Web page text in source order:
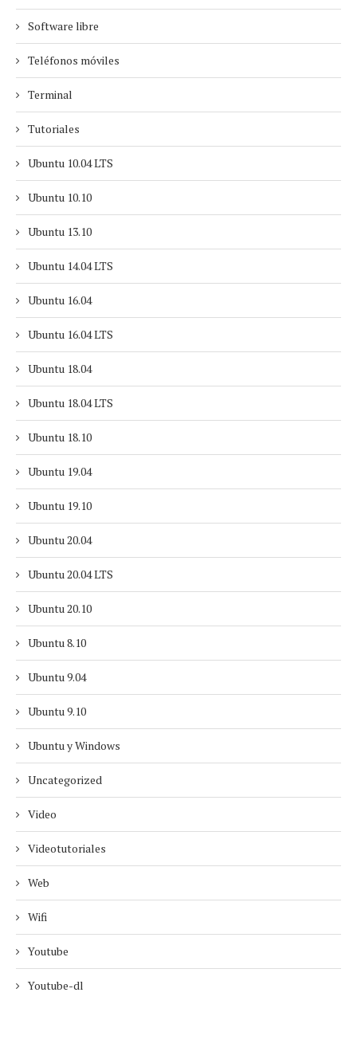
Software libre
Teléfonos móviles
Terminal
Tutoriales
Ubuntu 10.04 LTS
Ubuntu 10.10
Ubuntu 13.10
Ubuntu 14.04 LTS
Ubuntu 16.04
Ubuntu 16.04 LTS
Ubuntu 18.04
Ubuntu 18.04 LTS
Ubuntu 18.10
Ubuntu 19.04
Ubuntu 19.10
Ubuntu 20.04
Ubuntu 20.04 LTS
Ubuntu 20.10
Ubuntu 8.10
Ubuntu 9.04
Ubuntu 9.10
Ubuntu y Windows
Uncategorized
Video
Videotutoriales
Web
Wifi
Youtube
Youtube-dl